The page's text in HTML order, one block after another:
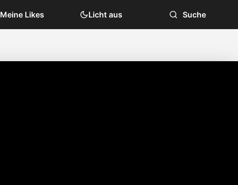
Meine Likes Licht aus Suche